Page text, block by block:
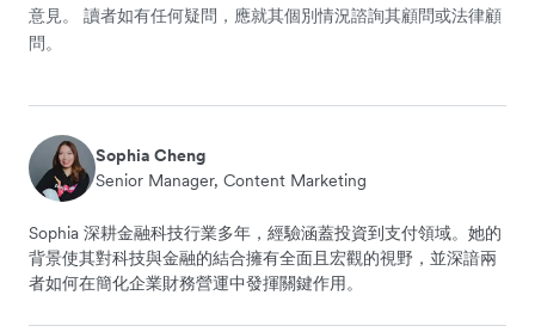
意見。 讀者如有任何疑問，應就其個別情況諮詢其顧問或法律顧
問。
Sophia Cheng
Senior Manager, Content Marketing
Sophia 深耕金融科技行業多年，經驗涵蓋投資到支付領域。她的
背景使其對科技與金融的結合擁有全面且宏觀的視野，並深諳兩
者如何在簡化企業財務營運中發揮關鍵作用。